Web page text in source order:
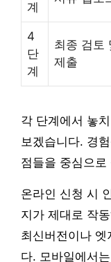
계
4
단
계
최종 검토
제출
각 단계에서 놓
보겠습니다. 경
점들을 중심으
온라인 신청 시
지가 제대로 작
최신버전이나 엣
다. 모바일에서